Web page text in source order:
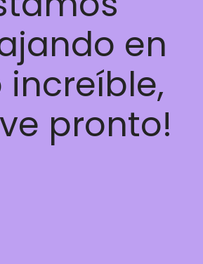
en
increíble,
pronto!